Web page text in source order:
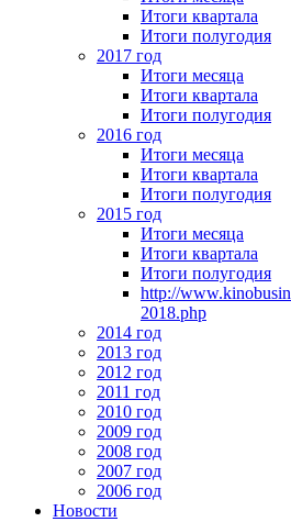
Итоги квартала
Итоги полугодия
2017 год
Итоги месяца
Итоги квартала
Итоги полугодия
2016 год
Итоги месяца
Итоги квартала
Итоги полугодия
2015 год
Итоги месяца
Итоги квартала
Итоги полугодия
http://
2018.php
2014 год
2013 год
2012 год
2011 год
2010 год
2009 год
2008 год
2007 год
2006 год
Новости